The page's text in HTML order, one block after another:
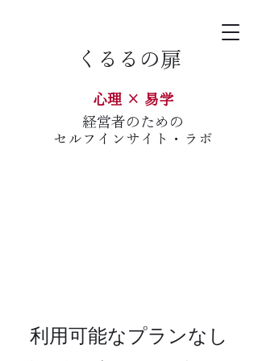
​くるるの扉
心理 × 易学
経営者のための
​セルフインサイト・ラボ
利用可能なプランなし